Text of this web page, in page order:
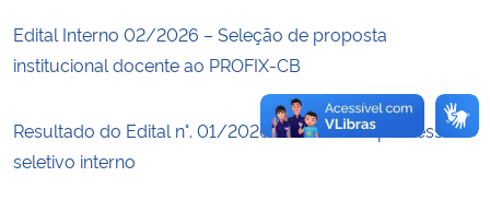
Edital Interno 02/2026 – Seleção de proposta
institucional docente ao PROFIX-CB
Resultado do Edital n°. 01/2026 referente ao processo
seletivo interno